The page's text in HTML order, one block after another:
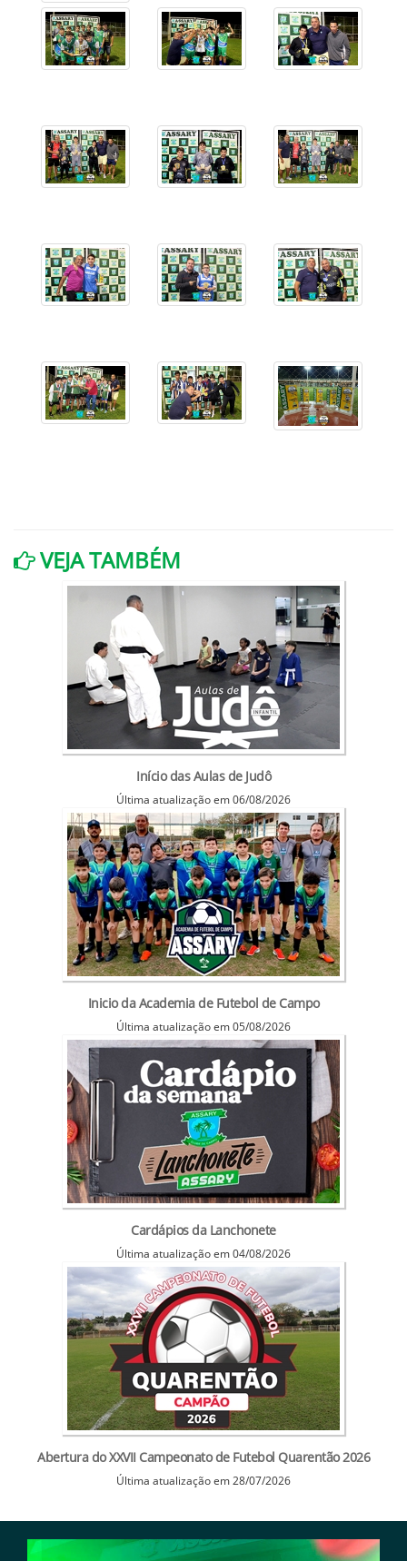
VEJA TAMBÉM
Início das Aulas de Judô
Última atualização em 06/08/2026
Inicio da Academia de Futebol de Campo
Última atualização em 05/08/2026
Cardápios da Lanchonete
Última atualização em 04/08/2026
Abertura do XXVII Campeonato de Futebol Quarentão 2026
Última atualização em 28/07/2026